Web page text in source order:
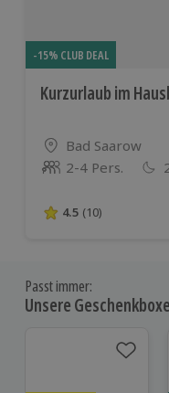
-15% CLUB DEAL
Kurzurlaub im
Standort
Bad Saarow
Anzahl der
2-4 Pers.
4.5 von 5 Sternen
4.5 (10)
Passt immer:
Unsere